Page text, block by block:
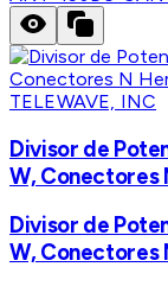
TELEWAVE, INC
Divisor de
W, Conectores
Divisor de
W, Conectores